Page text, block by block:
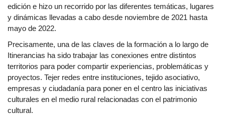
edición e hizo un recorrido por las diferentes temáticas, lugares
y dinámicas llevadas a cabo desde noviembre de 2021 hasta
mayo de 2022.
Precisamente, una de las claves de la formación a lo largo de
Itinerancias ha sido trabajar las conexiones entre distintos
territorios para poder compartir experiencias, problemáticas y
proyectos. Tejer redes entre instituciones, tejido asociativo,
empresas y ciudadanía para poner en el centro las iniciativas
culturales en el medio rural relacionadas con el patrimonio
cultural.